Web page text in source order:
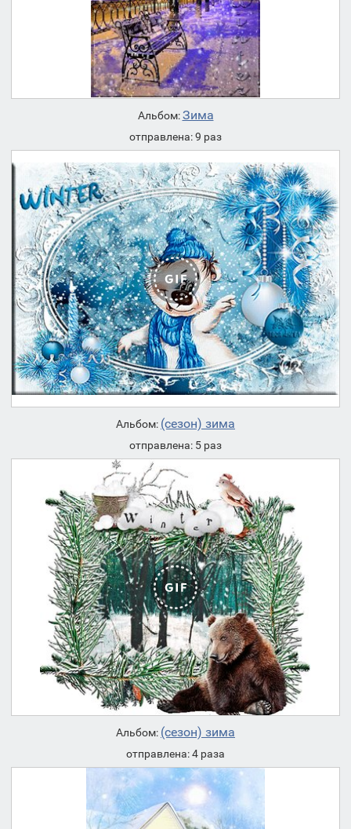
Альбом:Зима
отправлена: 9 раз
Альбом: (сезон) зима
отправлена: 5 раз
Альбом: (сезон) зима
отправлена: 4 раза